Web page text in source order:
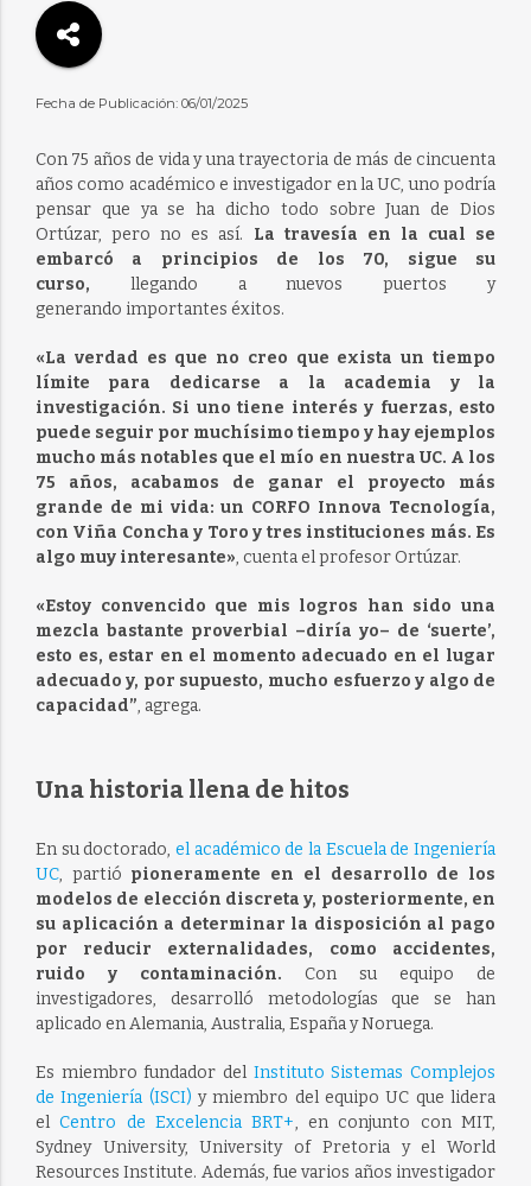
Fecha de Publicación: 06/01/2025
Con 75 años de vida y una trayectoria de más de cincuenta
años como académico e investigador en la UC, uno podría
pensar que ya se ha dicho todo sobre Juan de Dios
Ortúzar, pero no es así. La travesía en la cual se
embarcó a principios de los 70, sigue su
curso, llegando a nuevos puertos y
generando importantes éxitos.
«La verdad es que no creo que exista un tiempo
límite para dedicarse a la academia y la
investigación. Si uno tiene interés y fuerzas, esto
puede seguir por muchísimo tiempo y hay ejemplos
mucho más notables que el mío en nuestra UC. A los
75 años, acabamos de ganar el proyecto más
grande de mi vida: un CORFO Innova Tecnología,
con Viña Concha y Toro y tres instituciones más. Es
algo muy interesante», cuenta el profesor Ortúzar.
«Estoy convencido que mis logros han sido una
mezcla bastante proverbial –diría yo– de ‘suerte’,
esto es, estar en el momento adecuado en el lugar
adecuado y, por supuesto, mucho esfuerzo y algo de
capacidad”, agrega.
Una historia llena de hitos
En su doctorado, el académico de la Escuela de Ingeniería
UC, partió pioneramente en el desarrollo de los
modelos de elección discreta y, posteriormente, en
su aplicación a determinar la disposición al pago
por reducir externalidades, como accidentes,
ruido y contaminación. Con su equipo de
investigadores, desarrolló metodologías que se han
aplicado en Alemania, Australia, España y Noruega.
Es miembro fundador del Instituto Sistemas Complejos
de Ingeniería (ISCI) y miembro del equipo UC que lidera
elCentro de Excelencia BRT+, en conjunto con MIT,
Sydney University, University of Pretoria y el World
Resources Institute. Además, fue varios años investigador